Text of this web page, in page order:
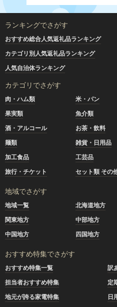
ランキングでさがす
おすすめ総合人気返礼品ランキング
カテゴリ別人気返礼品ランキング
人気自治体ランキング
カテゴリでさがす
肉・ハム類 米・パン
果実類
魚介類
酒・アルコール
お茶・飲料
麺類
雑貨・日用品
加工食品
工芸品
旅行・チケット
セット類 その
地域でさがす
地域一覧 北海道地方
関東地方
中部地方
中国地方
四国地方
おすすめ特集でさがす
おすすめ特集一覧
訳
担当者おすすめ特集
定
地元が誇る家電特集
日